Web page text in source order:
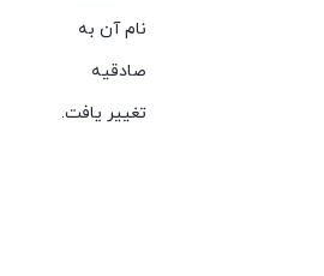
نام آن به
صادقیه
تغییر یافت.